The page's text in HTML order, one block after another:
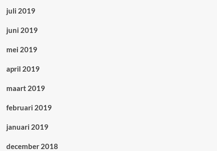
juli 2019
juni 2019
mei 2019
april 2019
maart 2019
februari 2019
januari 2019
december 2018